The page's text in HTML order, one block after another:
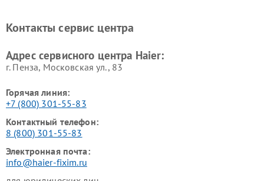
Ремонт роботов-пылесосов
Ремонт посудомоечных
Контакты сервис центра
Адрес сервисного центра Haier:
г. Пенза, Московская ул., 83
Горячая линия:
+7 (800) 301-55-83
Контактный телефон:
8 (800) 301-55-83
Электронная почта:
info@haier-fixim.ru